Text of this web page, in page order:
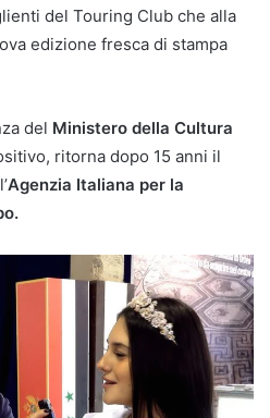
del Touring Club che alla
edizione fresca di stampa
del Ministero della Cultura
ritorna dopo 15 anni il
Agenzia Italiana per la